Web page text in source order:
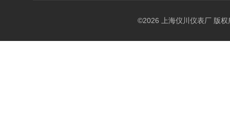
©2026 上海仪川仪表厂 版